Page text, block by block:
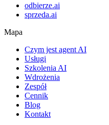
odbierze.ai
sprzeda.ai
Mapa
Czym jest agent AI
Usługi
Szkolenia AI
Wdrożenia
Zespół
Cennik
Blog
Kontakt